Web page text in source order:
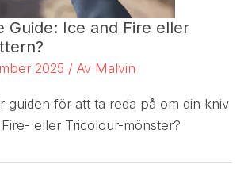
Guide: Ice and Fire eller
2025 / Av Malvin
guiden för att ta reda på om din kniv
eller Tricolour-mönster?